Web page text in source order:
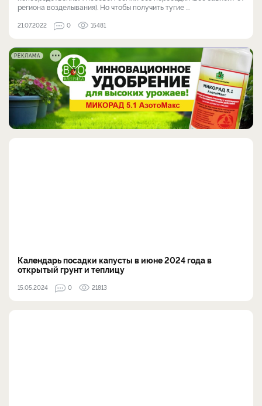
региона возделывания). Но чтобы получить тугие ...
21.07.2022 0 15481
РЕКЛАМА
Календарь посадки капусты в июне 2024 года в
открытый грунт и теплицу
15.05.2024 0 21813